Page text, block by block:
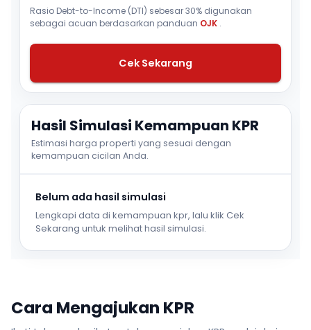
Rasio Debt-to-Income (DTI) sebesar 30% digunakan
sebagai acuan berdasarkan panduan OJK .
Cek Sekarang
Hasil Simulasi Kemampuan KPR
Estimasi harga properti yang sesuai dengan
kemampuan cicilan Anda.
Belum ada hasil simulasi
Lengkapi data di kemampuan kpr, lalu klik Cek
Sekarang untuk melihat hasil simulasi.
Cara Mengajukan KPR